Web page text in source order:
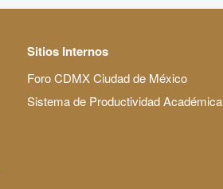
Sitios Internos
Foro CDMX Ciudad de México
Sistema de Productividad Académica